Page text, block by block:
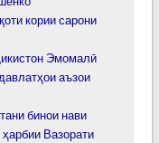
кории сарони
Эмомалӣ
аъзои
бинои нави
Вазорати